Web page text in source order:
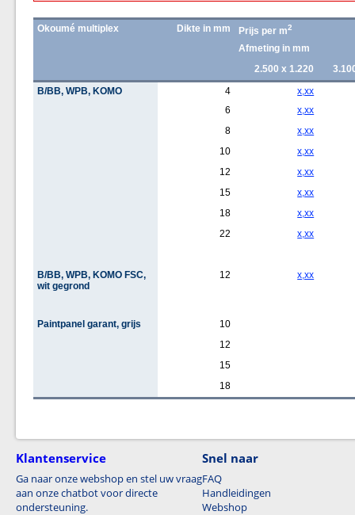
Okoumé multiplex Dikte in mm Prijs per m2
Afmeting in mm
2.500 x 1.220
B/BB, WPB, KOMO
4
x,xx
6
x,xx
8
x,xx
10
x,xx
12
x,xx
15
x,xx
18
x,xx
22
x,xx
B/BB, WPB, KOMO FSC,
wit gegrond
12 x,xx
Paintpanel garant, grijs
10
12
15
18
Klantenservice
Ga naar onze webshop en stel uw vraag
aan onze chatbot voor directe
ondersteuning.
Snel naar
FAQ
Handleidingen
Webshop